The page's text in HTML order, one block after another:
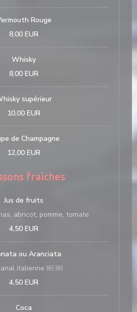
Rouge
8,00 EUR
Whisky
8,00 EUR
supérieur
10,00 EUR
de Champagne
12,00 EUR
fraîches
Jus de fruits
abricot, pomme, tomate
4,50 EUR
ou Aranciata
italienne ￼ ￼
4,50 EUR
Coca